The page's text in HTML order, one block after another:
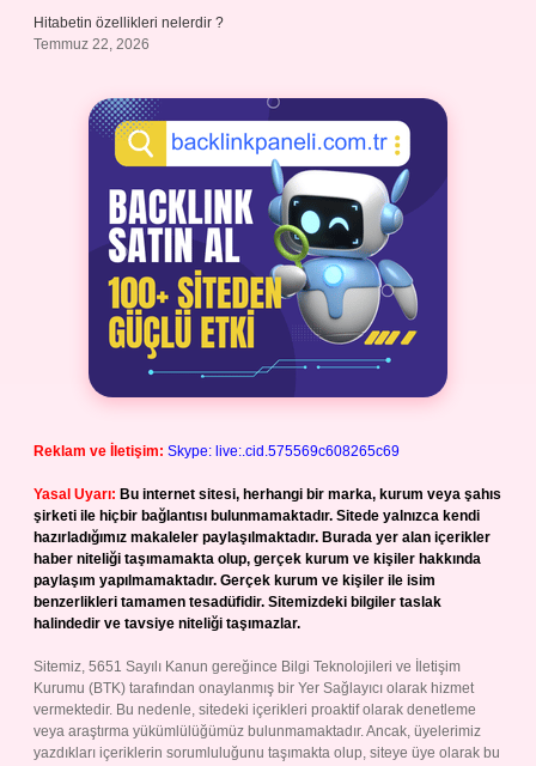
Hitabetin özellikleri nelerdir ?
Temmuz 22, 2026
Reklam ve İletişim: Skype: live:.cid.575569c608265c69
Yasal Uyarı: Bu internet sitesi, herhangi bir marka, kurum veya şahıs
şirketi ile hiçbir bağlantısı bulunmamaktadır. Sitede yalnızca kendi
hazırladığımız makaleler paylaşılmaktadır. Burada yer alan içerikler
haber niteliği taşımamakta olup, gerçek kurum ve kişiler hakkında
paylaşım yapılmamaktadır. Gerçek kurum ve kişiler ile isim
benzerlikleri tamamen tesadüfidir. Sitemizdeki bilgiler taslak
halindedir ve tavsiye niteliği taşımazlar.
Sitemiz, 5651 Sayılı Kanun gereğince Bilgi Teknolojileri ve İletişim
Kurumu (BTK) tarafından onaylanmış bir Yer Sağlayıcı olarak hizmet
vermektedir. Bu nedenle, sitedeki içerikleri proaktif olarak denetleme
veya araştırma yükümlülüğümüz bulunmamaktadır. Ancak, üyelerimiz
yazdıkları içeriklerin sorumluluğunu taşımakta olup, siteye üye olarak bu